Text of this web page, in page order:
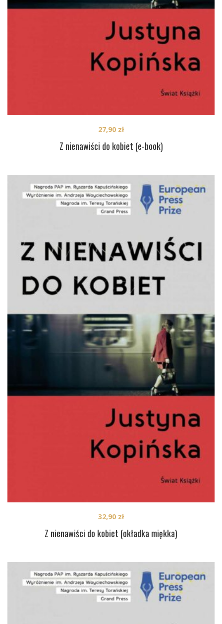
Z nienawiści do kobiet (e-book)
27,90 zł
Z nienawiści do kobiet (okładka miękka)
32,90 zł